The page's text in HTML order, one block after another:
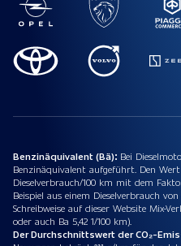
Benzinäquivalent (Bä): Bei
Benzinäquivalent aufgeführt. Den
Dieselverbrauch/100 km mit dem
Beispiel aus einem Dieselverbrauch
Schreibweise auf dieser Website Mix-
oder auch Ba 5,42 1/100 km).
Der Durchschnittswert der CO₂-